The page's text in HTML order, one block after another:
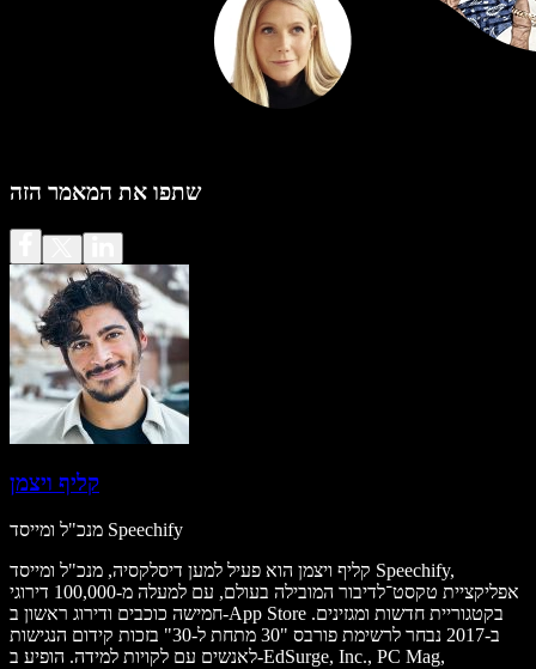
שתפו את המאמר הזה
קליף ויצמן
מנכ"ל ומייסד Speechify
קליף ויצמן הוא פעיל למען דיסלקסיה, מנכ"ל ומייסד Speechify,
אפליקציית טקסט־לדיבור המובילה בעולם, עם למעלה מ-100,000 דירוגי
חמישה כוכבים ודירוג ראשון ב-App Store בקטגוריית חדשות ומגזינים.
ב-2017 נבחר לרשימת פורבס "30 מתחת ל-30" בזכות קידום הנגישות
לאנשים עם לקויות למידה. הופיע ב-EdSurge, Inc., PC Mag,